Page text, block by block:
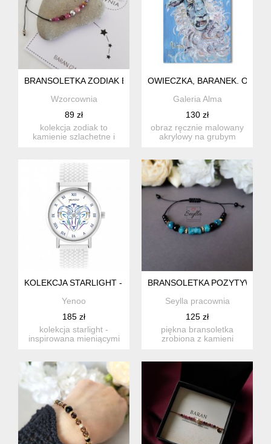
BRANSOLETKA ZODIAK BARAN Z KAMIENI NATURALNYCH
Wzorcownia
89 zł
kolekcja zodiak to
kamienie szlachetne i
OWIECZKA, BARANEK.
Galeria Alma
130 zł
obraz ręcznie malowany
akrylowy na grubym
KOLEKCJA STARLIGHT - BARAN - SILIKONOWY, BIAŁY
Yenoo
185 zł
kolekcja starlight -
inspirowana mieniącymi
BRANSOLETKA
Seylla pracownia
125 zł
piękna bransoletka
zrobiona z kamieni